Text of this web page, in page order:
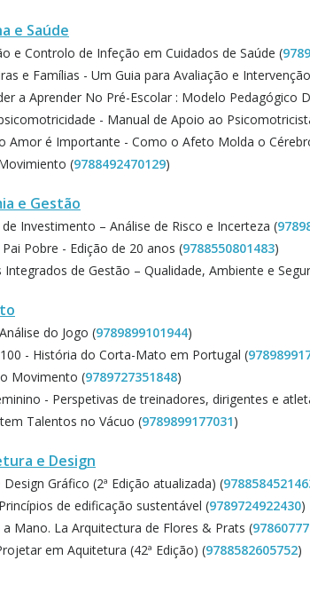
e Saúde
e Controlo de Infeção em Cuidados de Saúde (
e Famílias - Um Guia para Avaliação e
a Aprender No Pré-Escolar : Modelo Pedagógico
- Manual de Apoio ao
Amor é Importante - Como o Afeto Molda o
(9788492470129)
e Gestão
Investimento – Análise de Risco e Incerteza (
Pai Pobre - Edição de 20 anos (9788550801483)
Integrados de Gestão – Qualidade, Ambiente e
do Jogo (9789899101944)
100 - História do Corta-Mato em Portugal (
Movimento (9789727351848)
- Perspetivas de treinadores, dirigentes e
Talentos no Vácuo (9789899177031)
e Design
Design Gráfico (2ª Edição atualizada) (
de edificação sustentável (9789724922430)
a Mano. La Arquitectura de Flores & Prats (
em Aquitetura (42ª Edição) (9788582605752)